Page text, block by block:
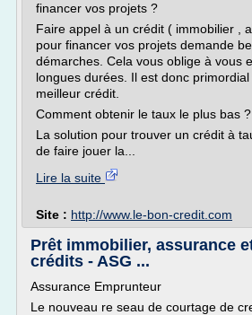
financer vos projets ?
Faire appel à un crédit ( immobilier ,
pour financer vos projets demande
démarches. Cela vous oblige à vous
longues durées. Il est donc
meilleur crédit.
Comment obtenir le taux le plus bas ?
La solution pour trouver un crédit à
de faire jouer la...
Lire la suite
Site : http://www.le-bon-credit.com
Prêt immobilier, assurance
crédits - ASG ...
Assurance Emprunteur
Le nouveau re seau de courtage de